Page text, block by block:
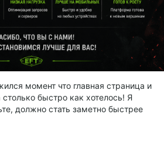
момент что главная страница и
столько быстро как хотелось! Я
должно стать заметно быстрее